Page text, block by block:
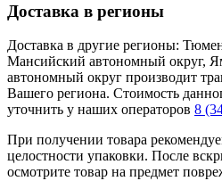
Доставка в регионы
Доставка в другие регионы:
Мансийский автономный округ,
автономный округ производит
Вашего региона. Стоимость
уточнить у наших операторов 8
При получении товара
целостности упаковки. После
осмотрите товар на предмет